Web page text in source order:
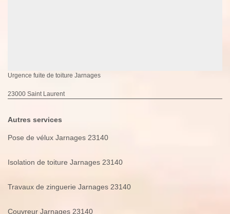
Urgence fuite de toiture Jarnages
23000 Saint Laurent
Autres services
Pose de vélux Jarnages 23140
Isolation de toiture Jarnages 23140
Travaux de zinguerie Jarnages 23140
Couvreur Jarnages 23140